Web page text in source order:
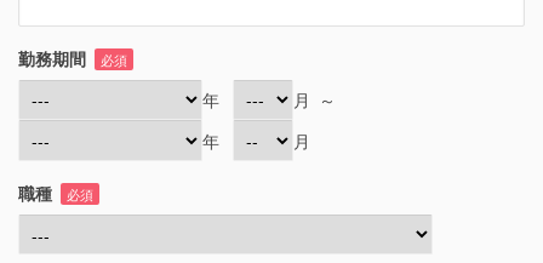
勤務期間 必須
年 月
～
年
月
職種 必須